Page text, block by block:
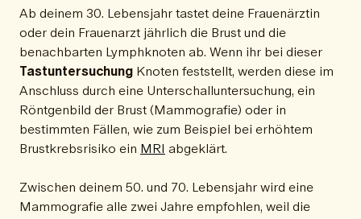
Ab deinem 30. Lebensjahr tastet deine Frauenärztin
oder dein Frauenarzt jährlich die Brust und die
benachbarten Lymphknoten ab. Wenn ihr bei dieser
Tastuntersuchung Knoten feststellt, werden diese im
Anschluss durch eine Unterschalluntersuchung, ein
Röntgenbild der Brust (Mammografie) oder in
bestimmten Fällen, wie zum Beispiel bei erhöhtem
Brustkrebsrisiko ein MRI abgeklärt.
Zwischen deinem 50. und 70. Lebensjahr wird eine
Mammografie alle zwei Jahre empfohlen, weil die